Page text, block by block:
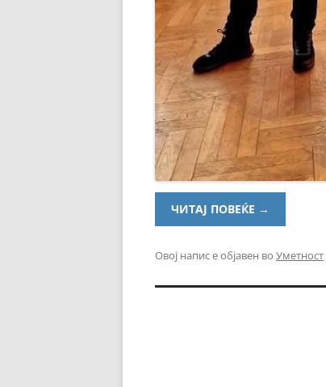
ЧИТАЈ ПОВЕЌЕ →
Овој напис е објавен во Уметност